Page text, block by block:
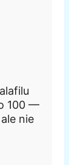
100 —
nie